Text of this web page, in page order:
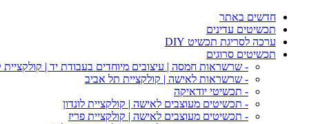
חדשים באתר
תכשיטים עדינים
ערכה לסריגת תכשיט DIY
תכשיטים סרוגים
- שרשראות חמסה | עיצובים מיוחדים בעבודת יד | קולקציית
- שרשראות לאישה | קולקציית תל אביב
- תכשיטי יודאיקה
- תכשיטים מעוצבים לאישה | קולקציית לונדון
- תכשיטים מעוצבים לאישה | קולקציית פריז